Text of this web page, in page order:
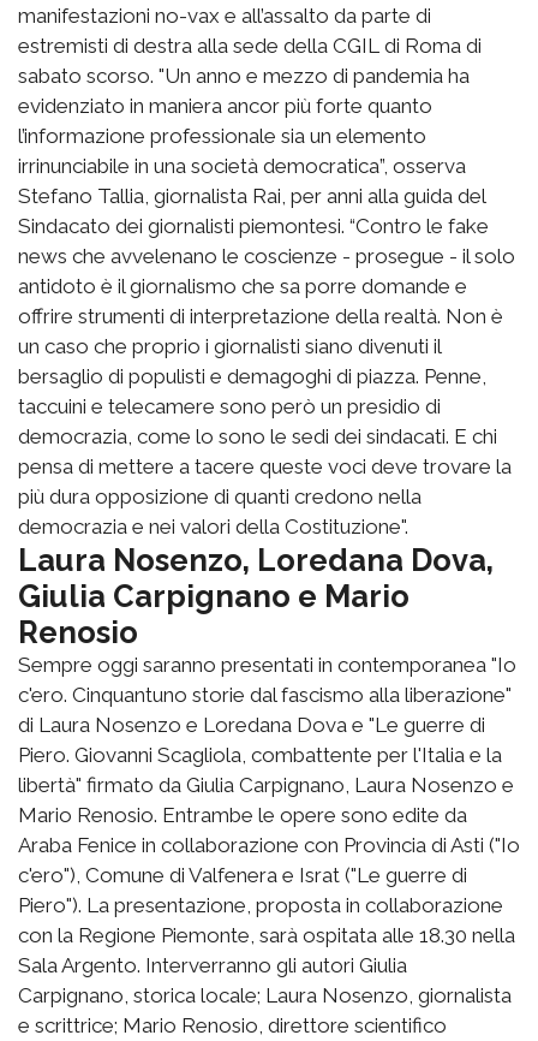
manifestazioni no-vax e all’assalto da parte di
estremisti di destra alla sede della CGIL di Roma di
sabato scorso. "Un anno e mezzo di pandemia ha
evidenziato in maniera ancor più forte quanto
l’informazione professionale sia un elemento
irrinunciabile in una società democratica”, osserva
Stefano Tallia, giornalista Rai, per anni alla guida del
Sindacato dei giornalisti piemontesi. “Contro le fake
news che avvelenano le coscienze - prosegue - il solo
antidoto è il giornalismo che sa porre domande e
offrire strumenti di interpretazione della realtà. Non è
un caso che proprio i giornalisti siano divenuti il
bersaglio di populisti e demagoghi di piazza. Penne,
taccuini e telecamere sono però un presidio di
democrazia, come lo sono le sedi dei sindacati. E chi
pensa di mettere a tacere queste voci deve trovare la
più dura opposizione di quanti credono nella
democrazia e nei valori della Costituzione".
Laura Nosenzo, Loredana Dova,
Giulia Carpignano e Mario
Renosio
Sempre oggi saranno presentati in contemporanea "Io
c'ero. Cinquantuno storie dal fascismo alla liberazione"
di Laura Nosenzo e Loredana Dova e "Le guerre di
Piero. Giovanni Scagliola, combattente per l'Italia e la
libertà" firmato da Giulia Carpignano, Laura Nosenzo e
Mario Renosio. Entrambe le opere sono edite da
Araba Fenice in collaborazione con Provincia di Asti ("Io
c'ero"), Comune di Valfenera e Israt ("Le guerre di
Piero"). La presentazione, proposta in collaborazione
con la Regione Piemonte, sarà ospitata alle 18.30 nella
Sala Argento. Interverranno gli autori Giulia
Carpignano, storica locale; Laura Nosenzo, giornalista
e scrittrice; Mario Renosio, direttore scientifico